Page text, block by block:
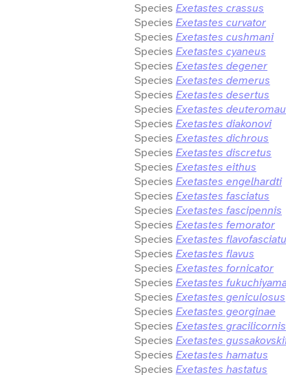
Species Exetastes crassus
Species Exetastes curvator
Species Exetastes cushmani
Species Exetastes cyaneus
Species Exetastes degener
Species Exetastes demerus
Species Exetastes desertus
Species Exetastes
Species Exetastes diakonovi
Species Exetastes dichrous
Species Exetastes discretus
Species Exetastes eithus
Species Exetastes engelhardti
Species Exetastes fasciatus
Species Exetastes fascipennis
Species Exetastes femorator
Species Exetastes
Species Exetastes flavus
Species Exetastes fornicator
Species Exetastes
Species Exetastes geniculosus
Species Exetastes georginae
Species Exetastes gracilicornis
Species Exetastes
Species Exetastes hamatus
Species Exetastes hastatus